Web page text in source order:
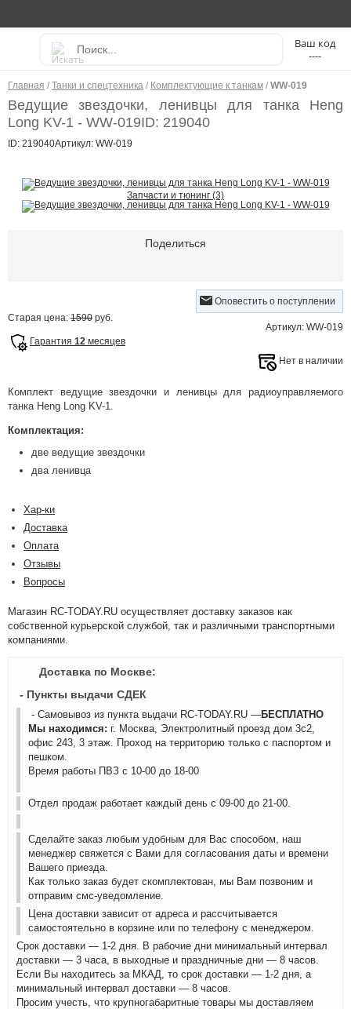
----
Главная / Танки и спецтехника / Комплектующие к танкам / WW-019
Ведущие звездочки, ленивцы для танка Heng
Long KV-1 - WW-019ID: 219040
ID: 219040Артикул: WW-019
Запчасти и тюнинг (3)
Поделиться
Оповестить о поступлении
Старая цена: 1590 руб.
Артикул: WW-019
Гарантия 12 месяцев
Нет в наличии
Комплект ведущие звездочки и ленивцы для радиоуправляемого
танка Heng Long KV-1.
Комплектация:
две ведущие звездочки
два ленивца
Хар-ки
Доставка
Оплата
Отзывы
Вопросы
Магазин RC-TODAY.RU осуществляет доставку заказов как
собственной курьерской службой, так и различными транспортными
компаниями.
Доставка по Москве:
- Пункты выдачи СДЕК
- Самовывоз из пункта выдачи RC-TODAY.RU —БЕСПЛАТНО
Мы находимся: г. Москва, Электролитный проезд дом 3с2,
офис 243, 3 этаж. Проход на территорию только с паспортом и
пешком.
Время работы ПВЗ с 10-00 до 18-00
Отдел продаж работает каждый день с 09-00 до 21-00.
Сделайте заказ любым удобным для Вас способом, наш
менеджер свяжется с Вами для согласования даты и времени
Вашего приезда.
Как только заказ будет скомплектован, мы Вам позвоним и
отправим смс-уведомление.
Цена доставки зависит от адреса и рассчитывается
самостоятельно в корзине или по телефону с менеджером.
Срок доставки — 1-2 дня. В рабочие дни минимальный интервал
доставки — 3 часа, в выходные и праздничные дни — 8 часов.
Если Вы находитесь за МКАД, то срок доставки — 1-2 дня, а
минимальный интервал доставки — 8 часов.
Просим учесть, что крупногабаритные товары мы доставляем